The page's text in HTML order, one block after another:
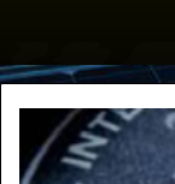
برای رسوا
پیشنهاد